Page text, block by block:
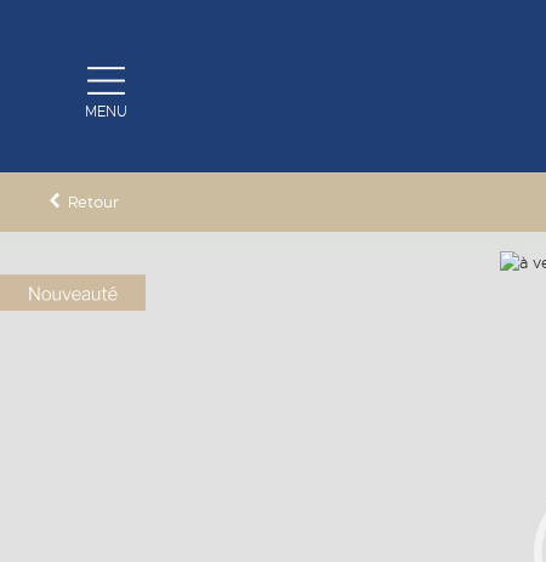
MENU
Retour